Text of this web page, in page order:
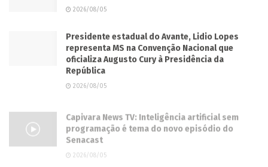
2026/08/05
Presidente estadual do Avante, Lidio Lopes
representa MS na Convenção Nacional que
oficializa Augusto Cury à Presidência da
República
2026/08/05
programação é tema do novo episódio do
Senacast
2026/08/05